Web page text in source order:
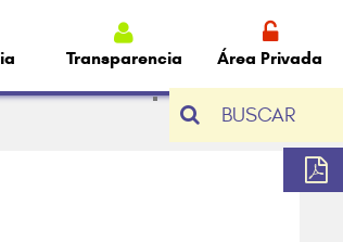
Transparencia Área Privada
BUSCAR